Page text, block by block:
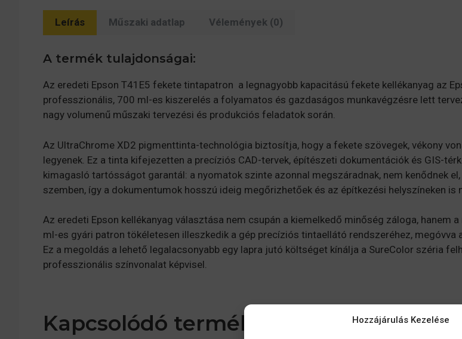
Hozzájárulás Kezelése
Leírás Műszaki adatlap Vélemények (0)
A termék tulajdonságai:
Az eredeti Epson T41E5 fekete tintapatron a legnagyobb kapacitású fekete kellékanyag az
professzionális, 700 ml-es kiszerelés a folyamatos és gazdaságos munkavégzésre lett
nagy volumenű műszaki tervezési és produkciós feladatok során.
Az UltraChrome XD2 pigmenttinta-technológia biztosítja, hogy a fekete szövegek, vékony
legyenek. Ez a tinta kifejezetten a precíziós CAD-tervek, építészeti dokumentációk és GIS-
kimagasló tartósságot garantál: a nyomatok szinte azonnal megszáradnak, nem kenődnek
szemben, így a dokumentumok hosszú ideig megőrizhetőek és az építkezési helyszíneken is
Az eredeti Epson kellékanyag választása nem csupán a kiemelkedő minőség záloga, hanem
ml-es gyári patron tökéletesen illeszkedik a gép precíziós tintaellátó rendszeréhez,
Ez a megoldás a lehető legalacsonyabb egy lapra jutó költséget kínálja a SureColor széria
professzionális színvonalat képvisel.
Kapcsolódó termékek